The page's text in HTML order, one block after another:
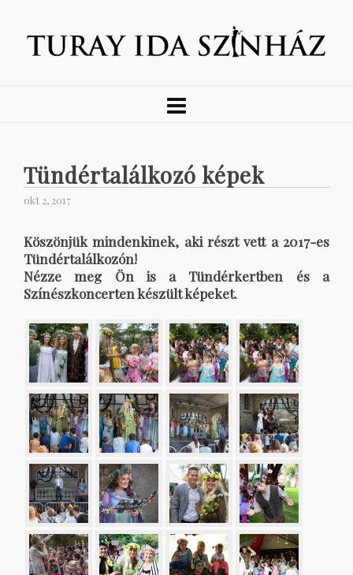
Tündértalálkozó képek
okt 2, 2017
Köszönjük mindenkinek, aki részt vett a 2017-es
Tündértalálkozón!
Nézze meg Ön is a Tündérkertben és a
Színészkoncerten készült képeket.